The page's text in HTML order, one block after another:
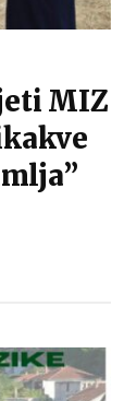
MIZ